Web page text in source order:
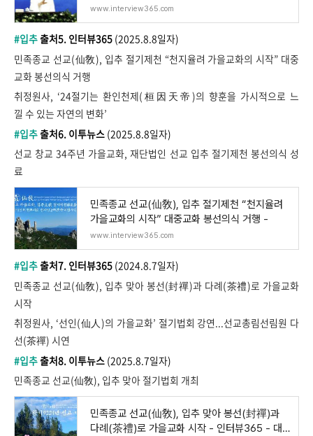
- 대
www.interview365.com
#입추출처5. 인터뷰365 (2025.8.8일자)
민족종교 선교(仙敎), 입추 절기제천 “천지율려 가을교화의 시작” 대중
교화 봉선의식 거행
취정원사, ‘24절기는 환인천제(桓因天帝)의 향훈을 가시적으로 느
낄 수 있는 자연의 변화’
#입추출처6. 이투뉴스 (2025.8.8일자)
선교 창교 34주년 가을교화, 재단법인 선교 입추 절기제천 봉선의식 성
료
민족종교 선교(仙敎), 입추 절기제천 “천지율려
가을교화의 시작” 대중교화 봉선의식 거행 -
www.interview365.com
#입추출처7. 인터뷰365 (2024.8.7일자)
민족종교 선교(仙敎), 입추 맞아 봉선(封禪)과 다례(茶禮)로 가을교화
시작
취정원사, ‘선인(仙人)의 가을교화’ 절기법회 강연...선교총림선림원 다
선(茶禪) 시연
#입추출처8. 이투뉴스 (2025.8.7일자)
민족종교 선교(仙敎), 입추 맞아 절기법회 개최
민족종교 선교(仙敎), 입추 맞아 봉선(封禪)과
다례(茶禮)로 가을교화 시작 - 인터뷰365 - 대